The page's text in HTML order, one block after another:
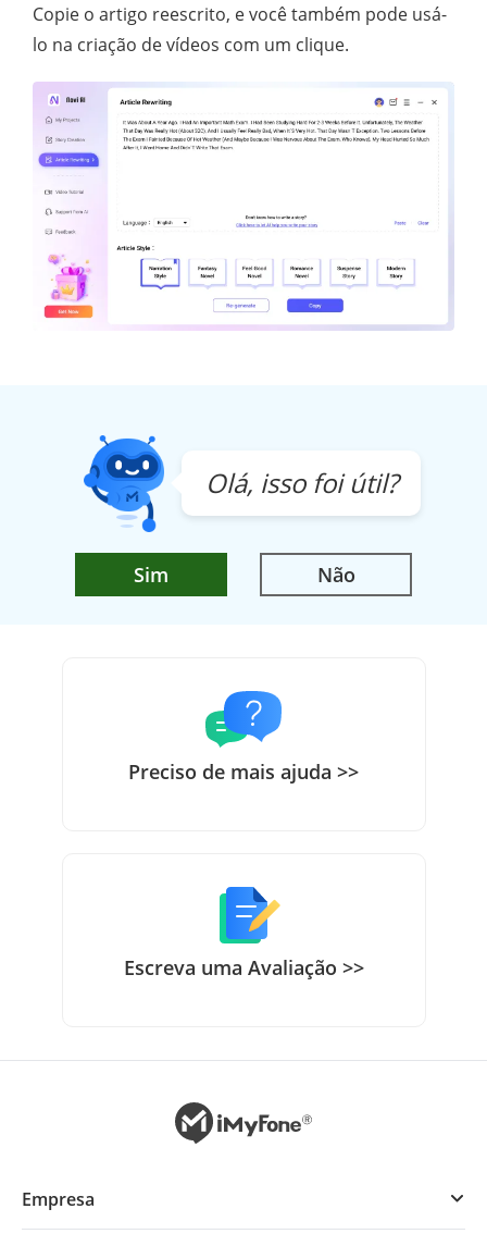
Copie o artigo reescrito, e você também pode usá-
lo na criação de vídeos com um clique.
Olá, isso foi útil?
Sim Não
Preciso de mais ajuda >>
Escreva uma Avaliação >>
Empresa